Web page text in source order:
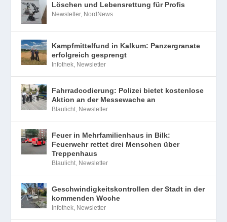
Löschen und Lebensrettung für Profis
Newsletter, NordNews
Kampfmittelfund in Kalkum: Panzergranate
erfolgreich gesprengt
Infothek, Newsletter
Fahrradcodierung: Polizei bietet kostenlose
Aktion an der Messewache an
Blaulicht, Newsletter
Feuer in Mehrfamilienhaus in Bilk:
Feuerwehr rettet drei Menschen über
Treppenhaus
Blaulicht, Newsletter
Geschwindigkeitskontrollen der Stadt in der
kommenden Woche
Infothek, Newsletter